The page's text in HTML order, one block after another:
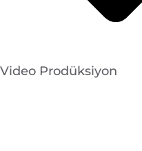
Video Prodüksiyon